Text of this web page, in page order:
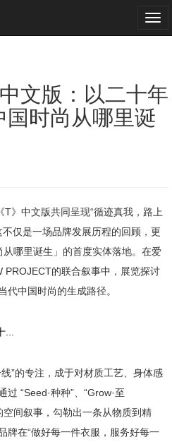
文版：以二十年
时尚从哪里诞
中文版共同呈现“循迹真我，路上
仅是一场品牌发展历程的回顾，更
哪里诞生」的首度实体落地。在爱
PROJECT的联合叙事中，展览探讨
代中国时尚的生成路径。
的专注，成于对材质工艺、身体感
“Seed·种种”、“Grow·至
空间叙事，勾勒出一条从物质到精
牌在“做好每一件衣服，服务好每一